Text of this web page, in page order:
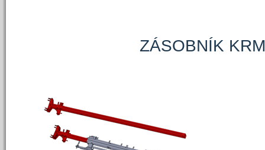
ZÁSOBNÍK